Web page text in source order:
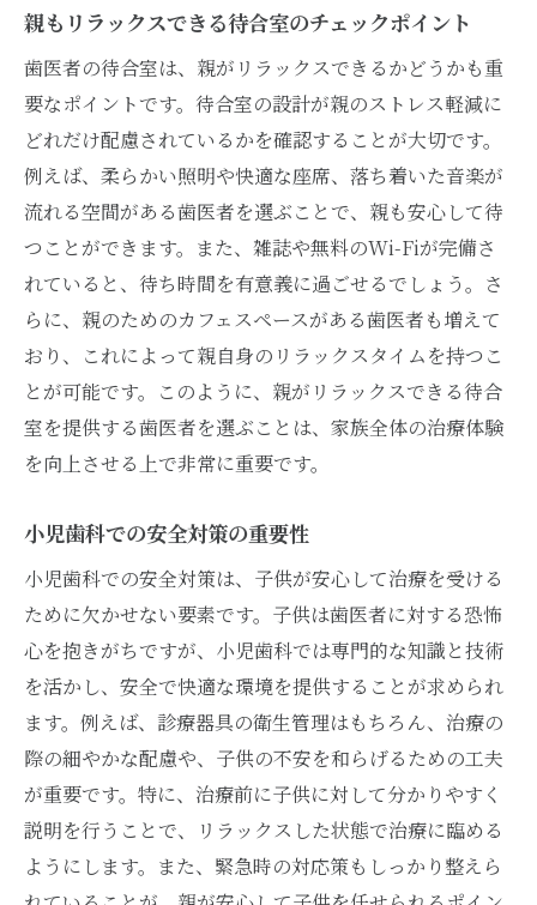
予防歯科の大切さを家庭で共有
親子で築く健康な歯科習慣
小児歯科医による専門的アプローチの重要性
専門的な診断と治療の必要性
成長に合わせた適切な治療計画
小児歯科特有のアプローチ方法
子供の発達を考慮した治療法
親子一緒に取り組む治療の意義
初期段階での予防措置の重要性
歯医者での親子の信頼関係を築く工夫
親が知っておくべき歯科治療の基礎
子供とのコミュニケーション強化法
親子で治療を乗り越えるためのサポート
親の不安を軽減する情報提供
信頼関係を深めるためのオープンな対話
親もリラックスできる待合室のチェックポイント
歯医者の待合室は、親がリラックスできるかどうかも重
要なポイントです。待合室の設計が親のストレス軽減に
どれだけ配慮されているかを確認することが大切です。
例えば、柔らかい照明や快適な座席、落ち着いた音楽が
流れる空間がある歯医者を選ぶことで、親も安心して待
つことができます。また、雑誌や無料のWi-Fiが完備さ
れていると、待ち時間を有意義に過ごせるでしょう。さ
らに、親のためのカフェスペースがある歯医者も増えて
おり、これによって親自身のリラックスタイムを持つこ
とが可能です。このように、親がリラックスできる待合
室を提供する歯医者を選ぶことは、家族全体の治療体験
を向上させる上で非常に重要です。
小児歯科での安全対策の重要性
小児歯科での安全対策は、子供が安心して治療を受ける
ために欠かせない要素です。子供は歯医者に対する恐怖
心を抱きがちですが、小児歯科では専門的な知識と技術
を活かし、安全で快適な環境を提供することが求められ
ます。例えば、診療器具の衛生管理はもちろん、治療の
際の細やかな配慮や、子供の不安を和らげるための工夫
が重要です。特に、治療前に子供に対して分かりやすく
説明を行うことで、リラックスした状態で治療に臨める
ようにします。また、緊急時の対応策もしっかり整えら